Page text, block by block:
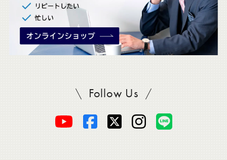
Follow UsSADAをフォロー
オ
オ
オ
オ